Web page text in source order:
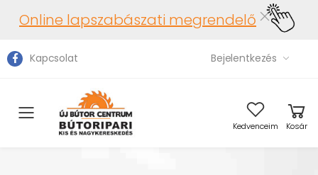
Online lapszabászati megrendelő
Kapcsolat Bejelentkezés
Toggle mobile menu Kedvenceim Kosár